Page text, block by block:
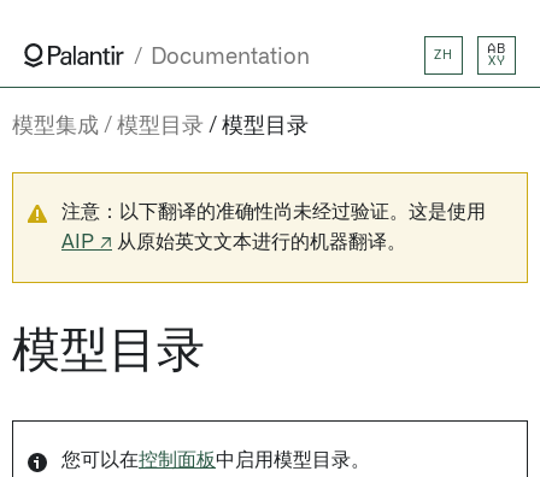
Documentation ZH
AB
XY
模型集成 模型目录 模型目录
注意：以下翻译的准确性尚未经过验证。这是使用
AIP ↗ 从原始英文文本进行的机器翻译。
模型目录
您可以在控制面板中启用模型目录。